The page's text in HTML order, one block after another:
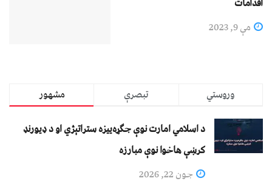
مې 9, 2023
مشهور تبصرې
وروستي
د اسلامي امارت نوې جګړه‌ییزه ستراتېژي او د ډیورنډ
کرښې هاخوا نوې مبارزه
جون 22, 2026